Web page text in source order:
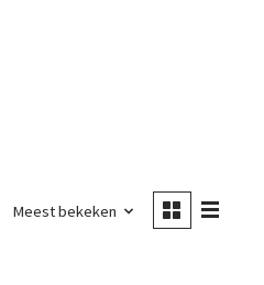
Meest bekeken